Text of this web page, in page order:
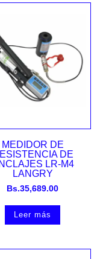
MEDIDOR DE
DE
LR-M4
LANGRY
Bs.35,689.00
Leer más